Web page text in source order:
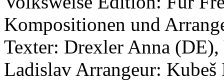
Kompositionen und
Texter: Drexler Anna
Ladislav Arrangeur: